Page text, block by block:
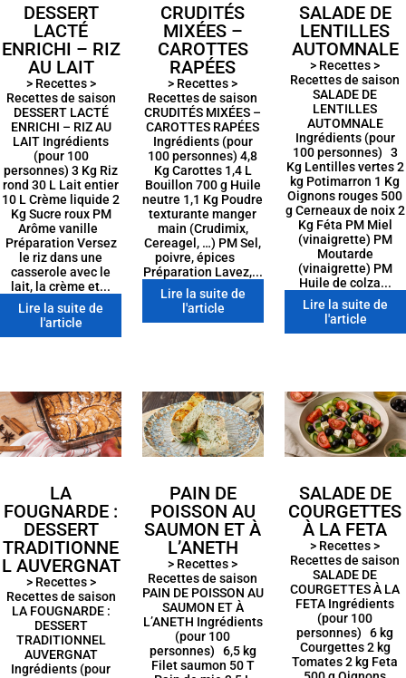
DESSERT
LACTÉ
ENRICHI – RIZ
AU LAIT
> Recettes >
Recettes de saison
DESSERT LACTÉ
ENRICHI – RIZ AU
LAIT Ingrédients
(pour 100
personnes) 3 Kg Riz
rond 30 L Lait entier
10 L Crème liquide 2
Kg Sucre roux PM
Arôme vanille
Préparation Versez
le riz dans une
casserole avec le
lait, la crème et...
Lire la suite de
l'article
CRUDITÉS
MIXÉES –
CAROTTES
RAPÉES
> Recettes >
Recettes de saison
CRUDITÉS MIXÉES –
CAROTTES RAPÉES
Ingrédients (pour
100 personnes) 4,8
Kg Carottes 1,4 L
Bouillon 700 g Huile
neutre 1,1 Kg Poudre
texturante manger
main (Crudimix,
Cereagel, …) PM Sel,
poivre, épices
Préparation Lavez,...
Lire la suite de
l'article
SALADE DE
LENTILLES
AUTOMNALE
> Recettes >
Recettes de saison
SALADE DE
LENTILLES
AUTOMNALE
Ingrédients (pour
100 personnes) 3
Kg Lentilles vertes 2
kg Potimarron 1 Kg
Oignons rouges 500
g Cerneaux de noix 2
Kg Féta PM Miel
(vinaigrette) PM
Moutarde
(vinaigrette) PM
Huile de colza...
Lire la suite de
l'article
LA
FOUGNARDE :
DESSERT
TRADITIONNE
L AUVERGNAT
> Recettes >
Recettes de saison
LA FOUGNARDE :
DESSERT
TRADITIONNEL
AUVERGNAT
Ingrédients (pour
PAIN DE
POISSON AU
SAUMON ET À
L’ANETH
> Recettes >
Recettes de saison
PAIN DE POISSON AU
SAUMON ET À
L’ANETH Ingrédients
(pour 100
personnes) 6,5 kg
Filet saumon 50 T
SALADE DE
COURGETTES
À LA FETA
> Recettes >
Recettes de saison
SALADE DE
COURGETTES À LA
FETA Ingrédients
(pour 100
personnes) 6 kg
Courgettes 2 kg
Tomates 2 kg Feta